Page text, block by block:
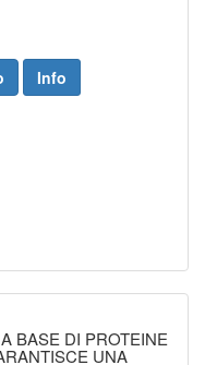
Info
BASE DI PROTEINE
UNA